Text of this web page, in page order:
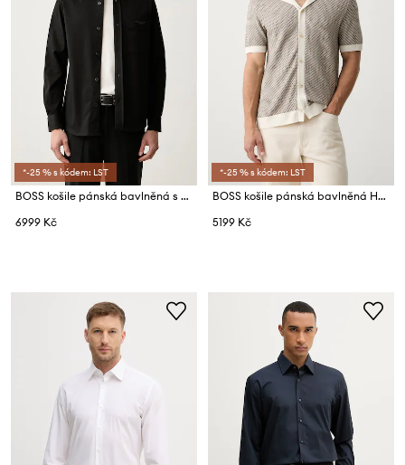
*-25 % s kódem: LST
BOSS košile pánská bavlněná s elastanem BOSS x Aston Martin
6999 Kč
*-25 % s kódem: LST
BOSS košile pánská bavlněná H-Lomare
5199 Kč